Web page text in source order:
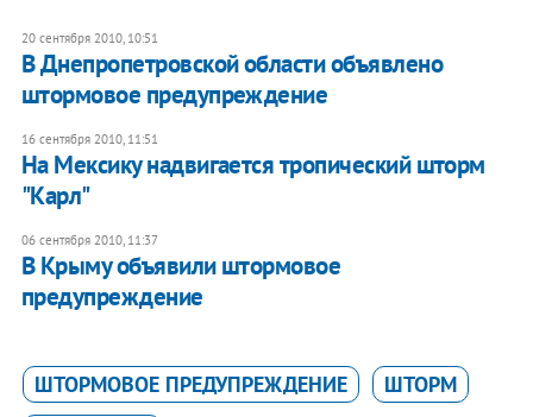
20 сентября 2010, 10:51
В Днепропетровской области объявлено
штормовое предупреждение
16 сентября 2010, 11:51
На Мексику надвигается тропический шторм
"Карл"
06 сентября 2010, 11:37
В Крыму объявили штормовое
предупреждение
ШТОРМОВОЕ ПРЕДУПРЕЖДЕНИЕ
ШТОРМ